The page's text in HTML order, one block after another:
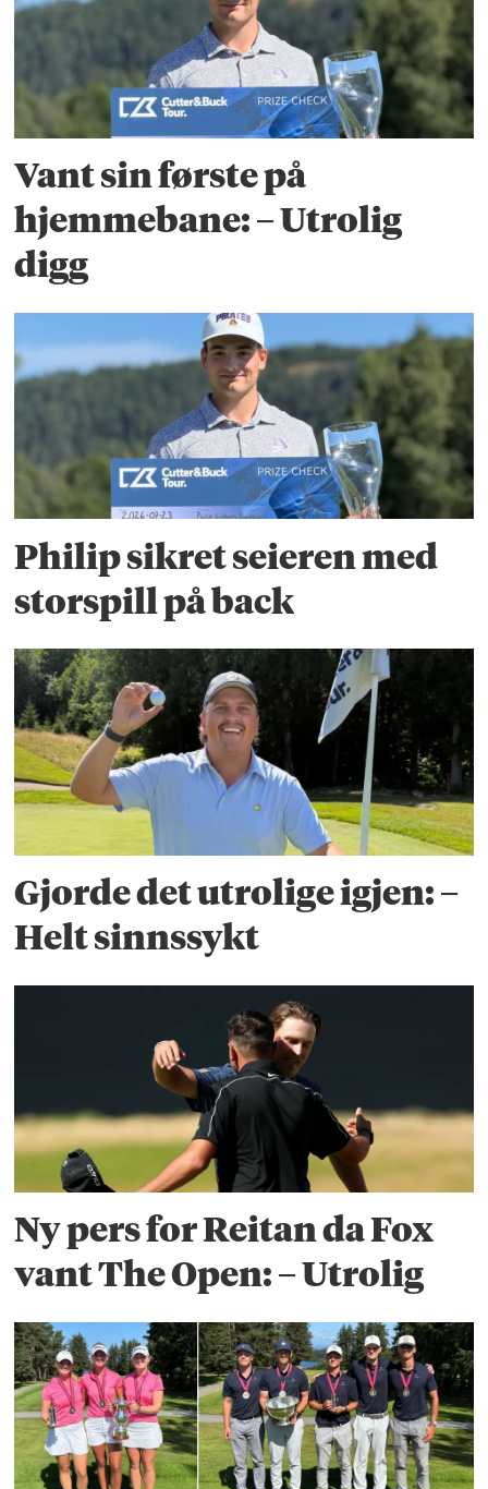
Vant sin første på
hjemmebane: – Utrolig
digg
Philip sikret seieren med
storspill på back
Gjorde det utrolige igjen: –
Helt sinnssykt
Ny pers for Reitan da Fox
vant The Open: – Utrolig